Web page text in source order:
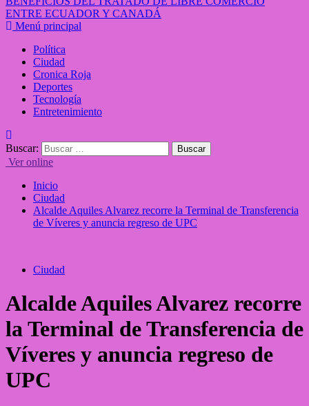
ENTRE ECUADOR Y CANADÁ
Menú principal
Política
Ciudad
Cronica Roja
Deportes
Tecnología
Entretenimiento
Buscar:
Ver online
Inicio
Ciudad
Alcalde Aquiles Alvarez recorre la Terminal de Transferencia
de Víveres y anuncia regreso de UPC
Ciudad
Alcalde Aquiles Alvarez recorre
la Terminal de Transferencia de
Víveres y anuncia regreso de
UPC